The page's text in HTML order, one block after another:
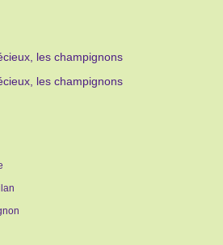
les champignons
les champignons